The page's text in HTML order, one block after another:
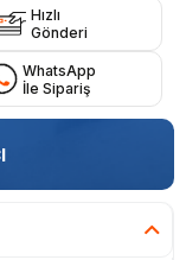
Hızlı
Gönderi
WhatsApp
İle Sipariş